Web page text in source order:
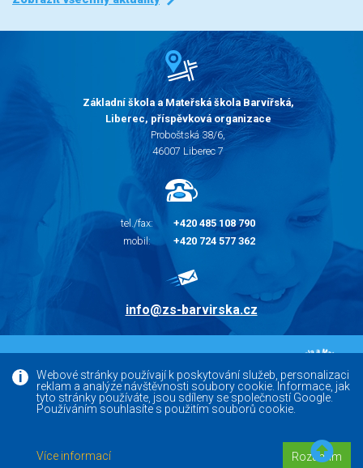
Webové stránky používají k poskytování služeb, personalizaci
reklam a analýze návštěvnosti soubory cookie. Informace, jak
tyto stránky používáte, jsou sdíleny se společností Google.
Používáním souhlasíte s použitím souborů cookie.
Více informací Rozumím
Základní škola a Mateřská škola Barvířská,
Liberec, příspěvková organizace
Proboštská 38/6,
46007 Liberec 7
tel./fax:
+420 485 108 790
mobil:
+420 724 577 362
info@zs-barvirska.cz
Facebook
Versoft.cz - tvorba www webových stránek, internetových